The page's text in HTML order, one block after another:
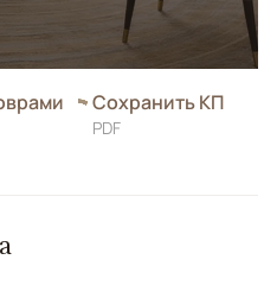
Сохранить КП
PDF